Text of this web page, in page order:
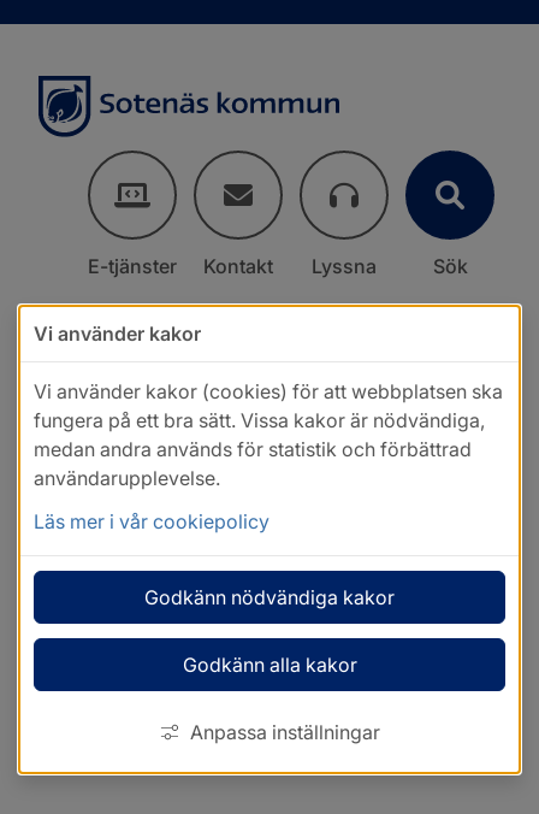
E-tjänster Kontakt Lyssna Sök
Vi använder kakor
Vi använder kakor (cookies) för att webbplatsen ska
fungera på ett bra sätt. Vissa kakor är nödvändiga,
medan andra används för statistik och förbättrad
användarupplevelse.
Läs mer i vår cookiepolicy
Godkänn nödvändiga kakor
Godkänn alla kakor
Anpassa inställningar